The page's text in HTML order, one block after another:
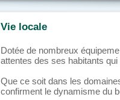
Vie locale
Dotée de nombreux
attentes des ses habitants
Que ce soit dans les
confirment le dynamisme du